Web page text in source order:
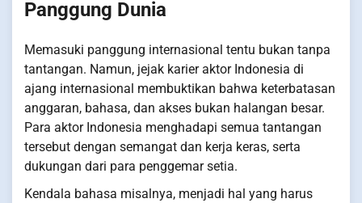
Panggung Dunia
Memasuki panggung internasional tentu bukan tanpa
tantangan. Namun, jejak karier aktor Indonesia di
ajang internasional membuktikan bahwa keterbatasan
anggaran, bahasa, dan akses bukan halangan besar.
Para aktor Indonesia menghadapi semua tantangan
tersebut dengan semangat dan kerja keras, serta
dukungan dari para penggemar setia.
Kendala bahasa misalnya, menjadi hal yang harus